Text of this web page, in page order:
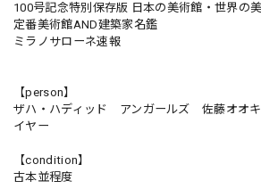
100号記念特別保存版 日本の美術館・世界の
定番美術館AND建築家名鑑
ミラノサローネ速報
【person】
ザハ・ハディッド アンガールズ 佐藤オオ
イヤー
【condition】
古本並程度